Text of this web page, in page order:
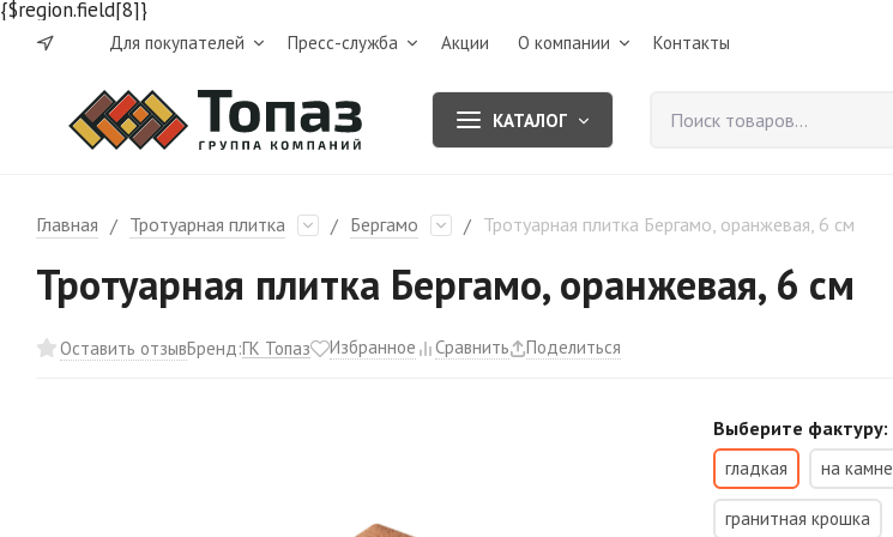
{$region.field[8]}
Для покупателей Пресс-служба Акции О компании Контакты
КАТАЛОГ
Главная / Тротуарная плитка / Бергамо / Тротуарная плитка Бергамо, оранжевая, 6 см
Тротуарная плитка Бергамо, оранжевая, 6 см
Оставить отзывБренд:ГК Топаз Избранное Сравнить Поделиться
Выберите фактуру:
гладкая на камне
гранитная крошка